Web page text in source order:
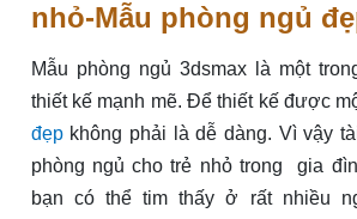
nhỏ-Mẫu phòng ngủ
Mẫu phòng ngủ 3dsmax là một
thiết kế mạnh mẽ. Để thiết kế được
đẹpkhông phải là dễ dàng. Vì vậy
phòng ngủ cho trẻ nhỏ trong gia
bạn có thể tim thấy ở rất nhiều